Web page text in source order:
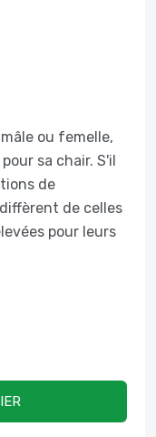
ou femelle,
sa chair. S'il
de
de celles
pour leurs